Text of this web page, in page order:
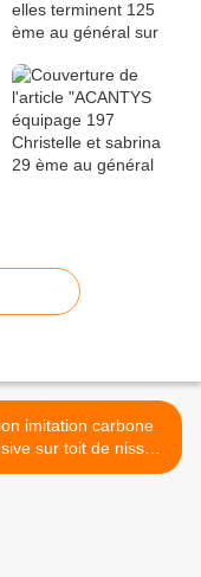
imitation carbone
sur toit de nissan
juke >